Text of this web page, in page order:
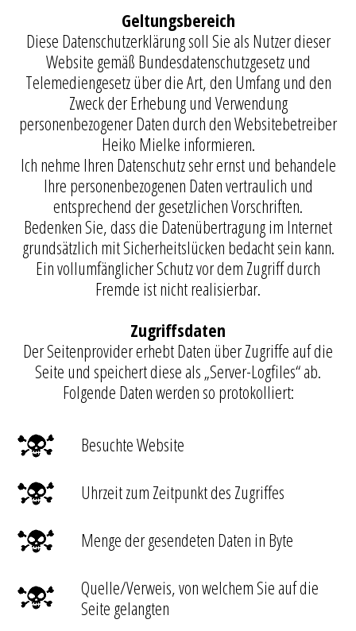
Geltungsbereich
Diese Datenschutzerklärung soll Sie als Nutzer dieser
Website gemäß Bundesdatenschutzgesetz und
Telemediengesetz über die Art, den Umfang und den
Zweck der Erhebung und Verwendung
personenbezogener Daten durch den Websitebetreiber
Heiko Mielke informieren.
Ich nehme Ihren Datenschutz sehr ernst und behandele
Ihre personenbezogenen Daten vertraulich und
entsprechend der gesetzlichen Vorschriften.
Bedenken Sie, dass die Datenübertragung im Internet
grundsätzlich mit Sicherheitslücken bedacht sein kann.
Ein vollumfänglicher Schutz vor dem Zugriff durch
Fremde ist nicht realisierbar.
Zugriffsdaten
Der Seitenprovider erhebt Daten über Zugriffe auf die
Seite und speichert diese als „Server-Logfiles“ ab.
Folgende Daten werden so protokolliert:
Besuchte Website
Uhrzeit zum Zeitpunkt des Zugriffes
Menge der gesendeten Daten in Byte
Quelle/Verweis, von welchem Sie auf die
Seite gelangten